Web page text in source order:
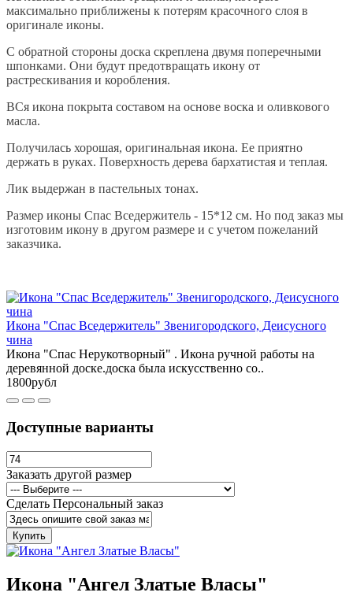
максимально приближены к потерям красочного слоя в
оригинале иконы.
С обратной стороны доска скреплена двумя поперечными
шпонками. Они будут предотвращать икону от
растрескивания и коробления.
ВСя икона покрыта составом на основе воска и оливкового
масла.
Получилась хорошая, оригинальная икона. Ее приятно
держать в руках. Поверхность дерева бархатистая и теплая.
Лик выдержан в пастельных тонах.
Размер иконы Спас Вседержитель - 15*12 см. Но под заказ мы
изготовим икону в другом размере и с учетом пожеланий
заказчика.
Икона "Спас Вседержитель" Звенигородского, Деисусного
чина
Икона "Спас Нерукотворный" . Икона ручной работы на
деревянной доске.доска была искусственно со..
1800рубл
Доступные варианты
Заказать другой размер
Сделать Персональный заказ
Купить
Икона "Ангел Златые Власы"